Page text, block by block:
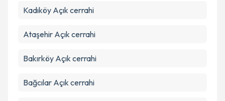
Kadıköy Açık cerrahi
Ataşehir Açık cerrahi
Bakırköy Açık cerrahi
Bağcılar Açık cerrahi